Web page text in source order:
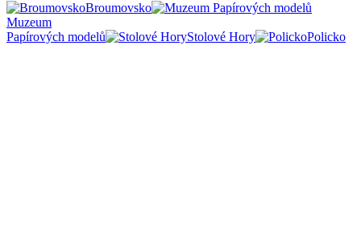
Broumovsko
Muzeum
Papírových modelů
Stolové Hory Policko